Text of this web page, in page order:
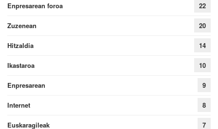
Enpresarean foroa 22
Zuzenean 20
Hitzaldia 14
Ikastaroa 10
Enpresarean 9
Internet 8
Euskaragileak 7